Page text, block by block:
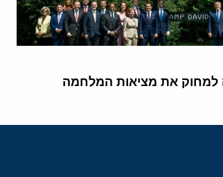
למחוק את מציאות המלחמה